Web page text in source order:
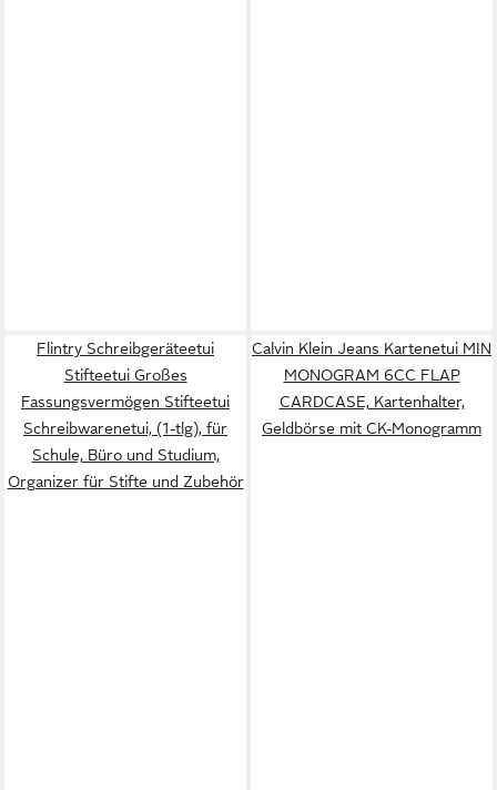
Flintry Schreibgeräteetui
Stifteetui Großes
Fassungsvermögen Stifteetui
Schreibwarenetui, (1-tlg), für
Schule, Büro und Studium,
Organizer für Stifte und Zubehör
Calvin Klein Jeans Kartenetui MIN
MONOGRAM 6CC FLAP
CARDCASE, Kartenhalter,
Geldbörse mit CK-Monogramm